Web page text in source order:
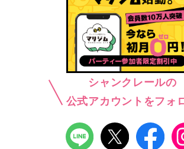
シャンクレールの
公式アカウントをフォ